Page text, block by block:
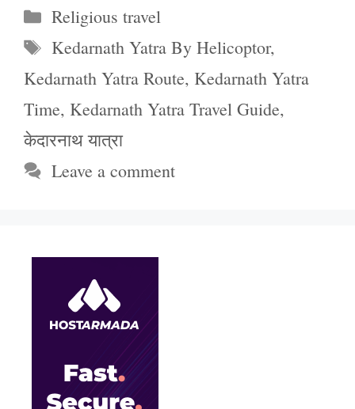
Categories
Religious travel
Tags
Kedarnath Yatra By Helicoptor,
Kedarnath Yatra Route, Kedarnath Yatra
Time, Kedarnath Yatra Travel Guide,
केदारनाथ यात्रा
Leave a comment